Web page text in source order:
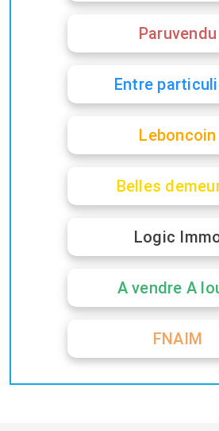
Paruvendu
Entre
Leboncoin
Belles
Logic
A vendre A
FNAIM